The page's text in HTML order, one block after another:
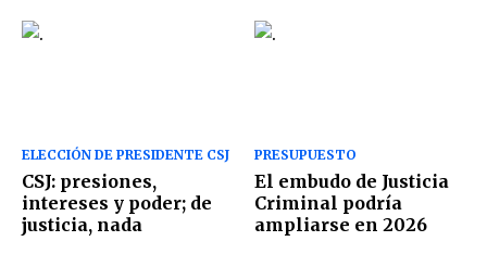
ELECCIÓN DE PRESIDENTE CSJ
CSJ: presiones,
intereses y poder; de
justicia, nada
PRESUPUESTO
El embudo de Justicia
Criminal podría
ampliarse en 2026